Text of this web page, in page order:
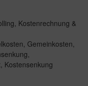
, Kostenrechnung &
, Gemeinkosten,
,
, Kostensenkung